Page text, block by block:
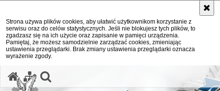
Strona używa plików cookies, aby ułatwić użytkownikom korzystanie z
serwisu oraz do celów statystycznych. Jeśli nie blokujesz tych plików, to
zgadzasz się na ich użycie oraz zapisanie w pamięci urządzenia.
Pamiętaj, że możesz samodzielnie zarządzać cookies, zmieniając
ustawienia przeglądarki. Brak zmiany ustawienia przeglądarki oznacza
wyrażenie zgody.